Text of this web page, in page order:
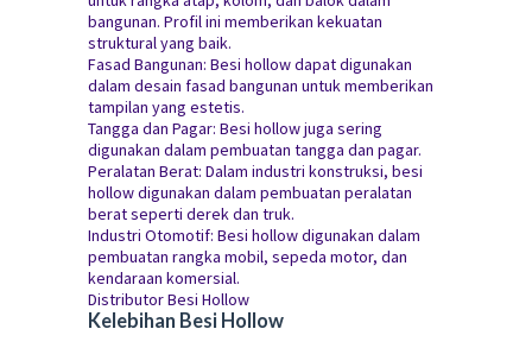
bangunan. Profil ini memberikan kekuatan
struktural yang baik.
Fasad Bangunan: Besi hollow dapat digunakan
dalam desain fasad bangunan untuk memberikan
tampilan yang estetis.
Tangga dan Pagar: Besi hollow juga sering
digunakan dalam pembuatan tangga dan pagar.
Peralatan Berat: Dalam industri konstruksi, besi
hollow digunakan dalam pembuatan peralatan
berat seperti derek dan truk.
Industri Otomotif: Besi hollow digunakan dalam
pembuatan rangka mobil, sepeda motor, dan
kendaraan komersial.
Distributor Besi Hollow
Kelebihan Besi Hollow